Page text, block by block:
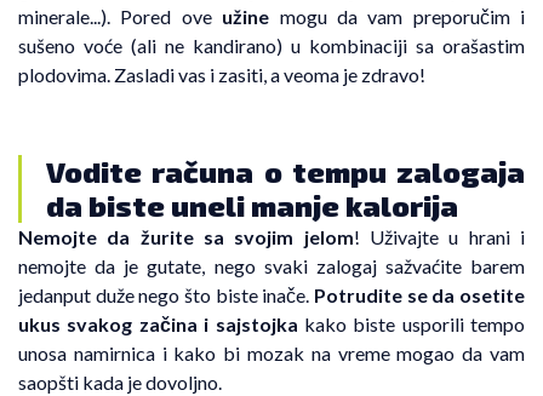
minerale...). Pored ove užine mogu da vam preporučim i
sušeno voće (ali ne kandirano) u kombinaciji sa orašastim
plodovima. Zasladi vas i zasiti, a veoma je zdravo!
Vodite računa o tempu zalogaja
da biste uneli manje kalorija
Nemojte da žurite sa svojim jelom! Uživajte u hrani i
nemojte da je gutate, nego svaki zalogaj sažvaćite barem
jedanput duže nego što biste inače. Potrudite se da osetite
ukus svakog začina i sajstojka kako biste usporili tempo
unosa namirnica i kako bi mozak na vreme mogao da vam
saopšti kada je dovoljno.